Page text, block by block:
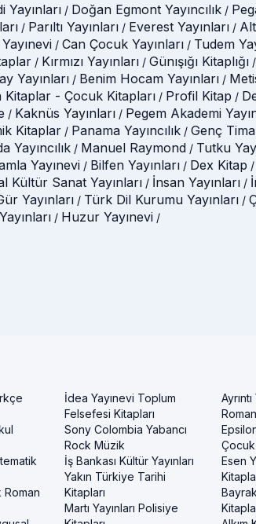
Yayınları / Doğan Egmont Yayıncılık /
/ Parıltı Yayınları / Everest Yayınları /
Yayınevi / Can Çocuk Yayınları / Tudem
/ Kırmızı Yayınları / Günışığı Kitaplığı /
Yayınları / Benim Hocam Yayınları /
Kitaplar - Çocuk Kitapları / Profil Kitap /
/ Kaknüs Yayınları / Pegem Akademi
Kitaplar / Panama Yayıncılık / Genç
Yayıncılık / Manuel Raymond / Tutku
Yayınevi / Bilfen Yayınları / Dex Kitap /
Kültür Sanat Yayınları / İnsan Yayınları /
Yayınları / Türk Dil Kurumu Yayınları /
/ Huzur Yayınevi /
Roman
İdea Yayınevi Toplum
Felsefesi Kitapları
Sony Colombia Yabancı
Rock Müzik
İş Bankası Kültür Yayınları
Yakın Türkiye Tarihi
Kitapları
Martı Yayınları Polisiye
Roman
Çocuk
Esen